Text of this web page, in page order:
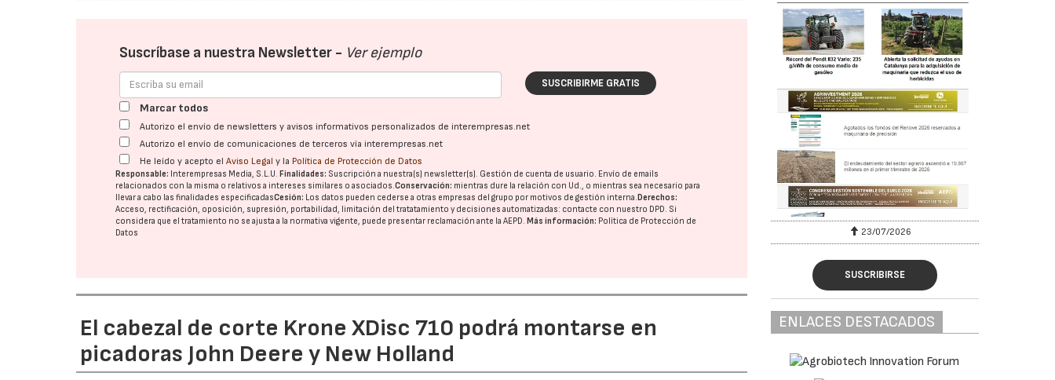
Suscríbase a nuestra Newsletter - Ver ejemplo
SUSCRIBIRME GRATIS
Marcar todos
Autorizo el envío de newsletters y avisos informativos personalizados de interempresas.net
Autorizo el envío de comunicaciones de terceros vía interempresas.net
He leído y acepto elAviso Legal y la Política de Protección de Datos
Responsable: Interempresas Media, S.L.U.Finalidades: Suscripción a nuestra(s) newsletter(s). Gestión de cuenta de usuario. Envío de emails
relacionados con la misma o relativos a intereses similares o asociados.Conservación: mientras dure la relación con Ud., o mientras sea necesario para
llevar a cabo las finalidades especificadasCesión: Los datos pueden cederse a otras empresas del grupo por motivos de gestión interna.Derechos:
Acceso, rectificación, oposición, supresión, portabilidad, limitación del tratatamiento y decisiones automatizadas: contacte con nuestro DPD. Si
considera que el tratamiento no se ajusta a la normativa vigente, puede presentar reclamación ante laAEPD.Más información: Política de Protección de
Datos
El cabezal de corte Krone XDisc 710 podrá montarse en
picadoras John Deere y New Holland
23/07/2026
SUSCRIBIRSE
ENLACES DESTACADOS